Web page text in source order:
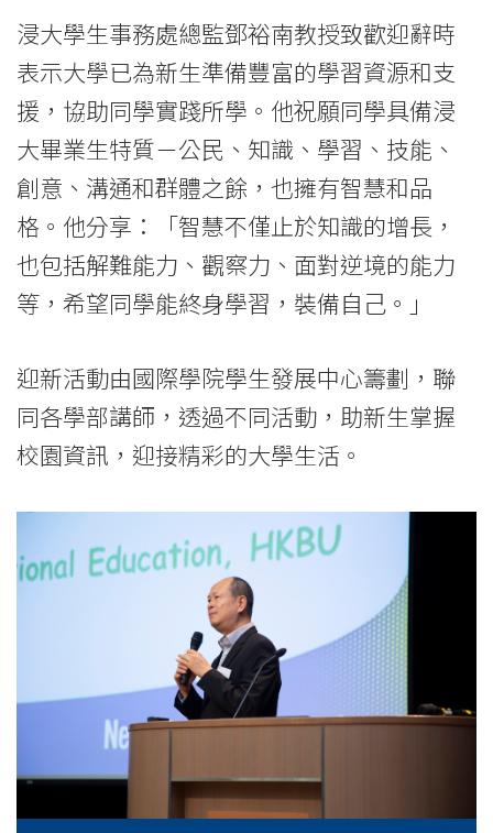
香
港
浸
會
大
學
浸大學生事務處總監鄧裕南教授致歡迎辭時
表示大學已為新生準備豐富的學習資源和支
援，協助同學實踐所學。他祝願同學具備浸
大畢業生特質－公民、知識、學習、技能、
創意、溝通和群體之餘，也擁有智慧和品
格。他分享：「智慧不僅止於知識的增長，
也包括解難能力、觀察力、面對逆境的能力
等，希望同學能終身學習，裝備自己。」
迎新活動由國際學院學生發展中心籌劃，聯
同各學部講師，透過不同活動，助新生掌握
校園資訊，迎接精彩的大學生活。